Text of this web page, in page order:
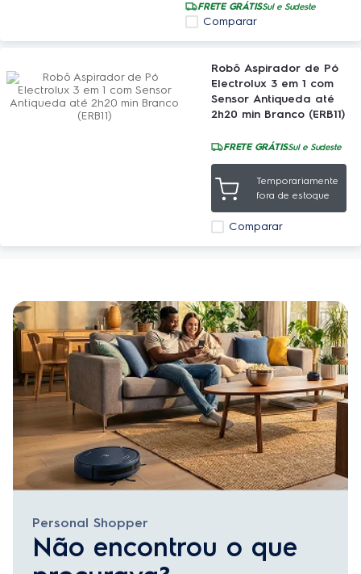
FRETE GRÁTISSul e Sudeste
Comparar
Robô Aspirador de Pó
Electrolux 3 em 1 com
Sensor Antiqueda até
2h20 min Branco (ERB11)
FRETE GRÁTISSul e Sudeste
Temporariamente
fora de estoque
Comparar
Personal Shopper
Não encontrou o que